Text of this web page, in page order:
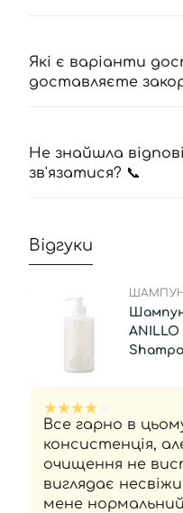
Які є варіанти
доставляєте
Не знайшла
зв'язатися? 📞
Відгуки
ВОЛОССЯ
Все гарно в
консистенція,
очищення не
виглядає
мене